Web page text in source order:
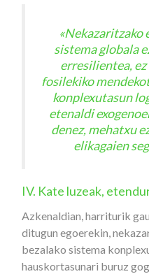
«Nekazaritzako
sistema globala
erresilientea,
fosilekiko
konplexutasun
etenaldi
denez, mehatxu
elikagaien
IV. Kate luzeak,
Azkenaldian, harriturik
ditugun egoerekin,
bezalako sistema
hauskortasunari buruz